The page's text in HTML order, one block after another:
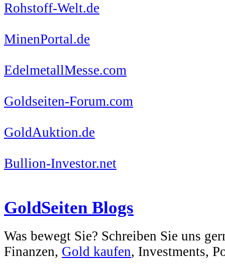
Rohstoff-Welt.de
MinenPortal.de
EdelmetallMesse.com
Goldseiten-Forum.com
GoldAuktion.de
Bullion-Investor.net
GoldSeiten Blogs
Was bewegt Sie? Schreiben Sie uns
Finanzen, Gold kaufen, Investments,